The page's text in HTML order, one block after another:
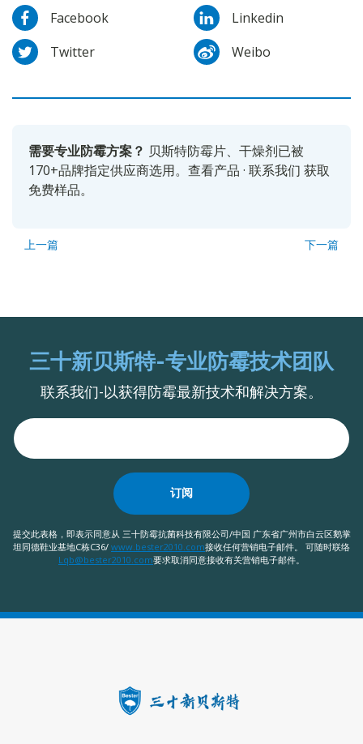
Facebook
Linkedin
Twitter
Weibo
需要专业防霉方案？ 贝斯特防霉片、干燥剂已被
170+品牌指定供应商选用。 查看产品 · 联系我们 获取
免费样品。
上一篇 下一篇
三十新贝斯特-专业防霉技术团队
联系我们-以获得防霉最新技术和解决方案。
订阅
提交此表格，即表示同意从 三十防霉抗菌科技有限公司/中国 广东省广州市白云区鹅掌
坦同德鞋业基地C栋C36/ www.bester2010.com接收任何营销电子邮件。 可随时联络
Lqb@bester2010.com要求取消同意接收有关营销电子邮件。